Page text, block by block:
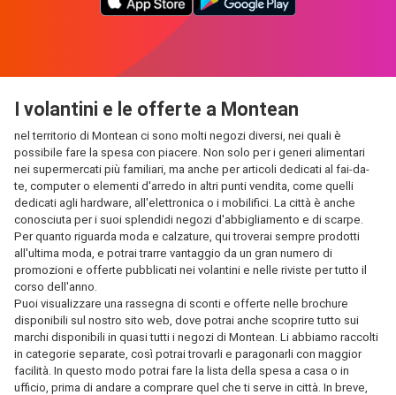
I volantini e le offerte a Montean
nel territorio di Montean ci sono molti negozi diversi, nei quali è
possibile fare la spesa con piacere. Non solo per i generi alimentari
nei supermercati più familiari, ma anche per articoli dedicati al fai-da-
te, computer o elementi d'arredo in altri punti vendita, come quelli
dedicati agli hardware, all'elettronica o i mobilifici. La città è anche
conosciuta per i suoi splendidi negozi d'abbigliamento e di scarpe.
Per quanto riguarda moda e calzature, qui troverai sempre prodotti
all'ultima moda, e potrai trarre vantaggio da un gran numero di
promozioni e offerte pubblicati nei volantini e nelle riviste per tutto il
corso dell'anno.
Puoi visualizzare una rassegna di sconti e offerte nelle brochure
disponibili sul nostro sito web, dove potrai anche scoprire tutto sui
marchi disponibili in quasi tutti i negozi di Montean. Li abbiamo raccolti
in categorie separate, così potrai trovarli e paragonarli con maggior
facilità. In questo modo potrai fare la lista della spesa a casa o in
ufficio, prima di andare a comprare quel che ti serve in città. In breve,